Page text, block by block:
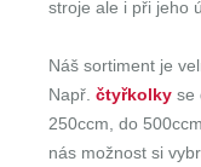
stroje ale i při jeho
Náš sortiment je
Např. čtyřkolky se
250ccm, do
nás možnost si